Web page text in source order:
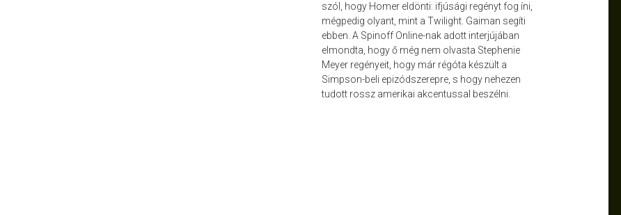
szól, hogy Homer eldönti: ifjúsági regényt fog íni,
mégpedig olyant, mint a Twilight. Gaiman segíti
ebben. A Spinoff Online-nak adott interjújában
elmondta, hogy ő még nem olvasta Stephenie
Meyer regényeit, hogy már régóta készült a
Simpson-beli epizódszerepre, s hogy nehezen
tudott rossz amerikai akcentussal beszélni.